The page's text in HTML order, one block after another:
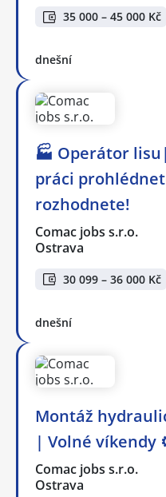
35 000 – 45 000 Kč
dnešní
🏭 Operátor
práci
rozhodnete!
Comac jobs s.r.o.
Ostrava
30 099 – 36 000 Kč
dnešní
Montáž
| Volné víkendy
Comac jobs s.r.o.
Ostrava